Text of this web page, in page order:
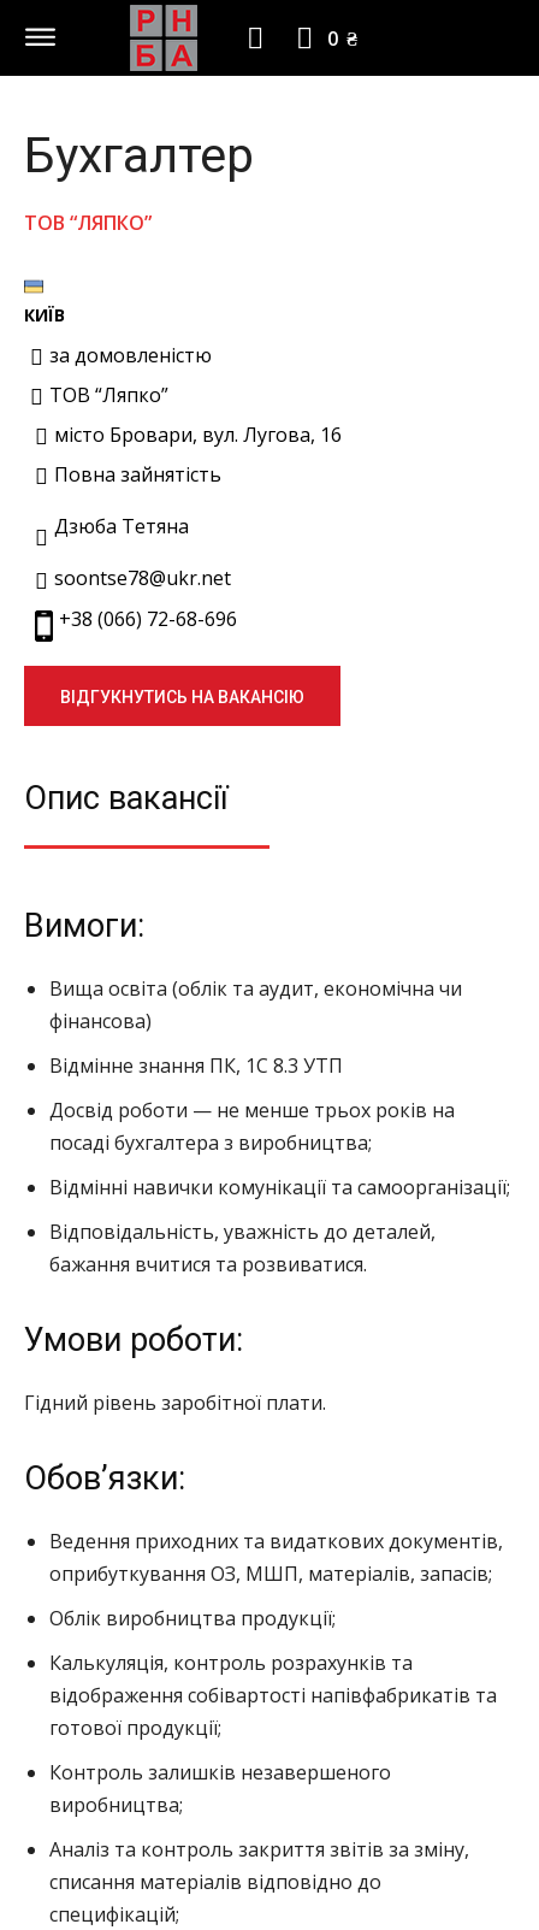
0 ₴
Бухгалтер
ТОВ “ЛЯПКО”
КИЇВ
за домовленістю
ТОВ “Ляпко”
місто Бровари, вул. Лугова, 16
Повна зайнятість
Дзюба Тетяна
soontse78@ukr.net
+38 (066) 72-68-696
ВІДГУКНУТИСЬ НА ВАКАНСІЮ
Опис вакансії
Вимоги:
Вища освіта (облік та аудит, економічна чи
фінансова)
Відмінне знання ПК, 1С 8.3 УТП
Досвід роботи — не менше трьох років на
посаді бухгалтера з виробництва;
Відмінні навички комунікації та самоорганізації;
Відповідальність, уважність до деталей,
бажання вчитися та розвиватися.
Умови роботи:
Гідний рівень заробітної плати.
Обов’язки:
Ведення приходних та видаткових документів,
оприбуткування ОЗ, МШП, матеріалів, запасів;
Облік виробництва продукції;
Калькуляція, контроль розрахунків та
відображення собівартості напівфабрикатів та
готової продукції;
Контроль залишків незавершеного
виробництва;
Аналіз та контроль закриття звітів за зміну,
списання матеріалів відповідно до
специфікацій;